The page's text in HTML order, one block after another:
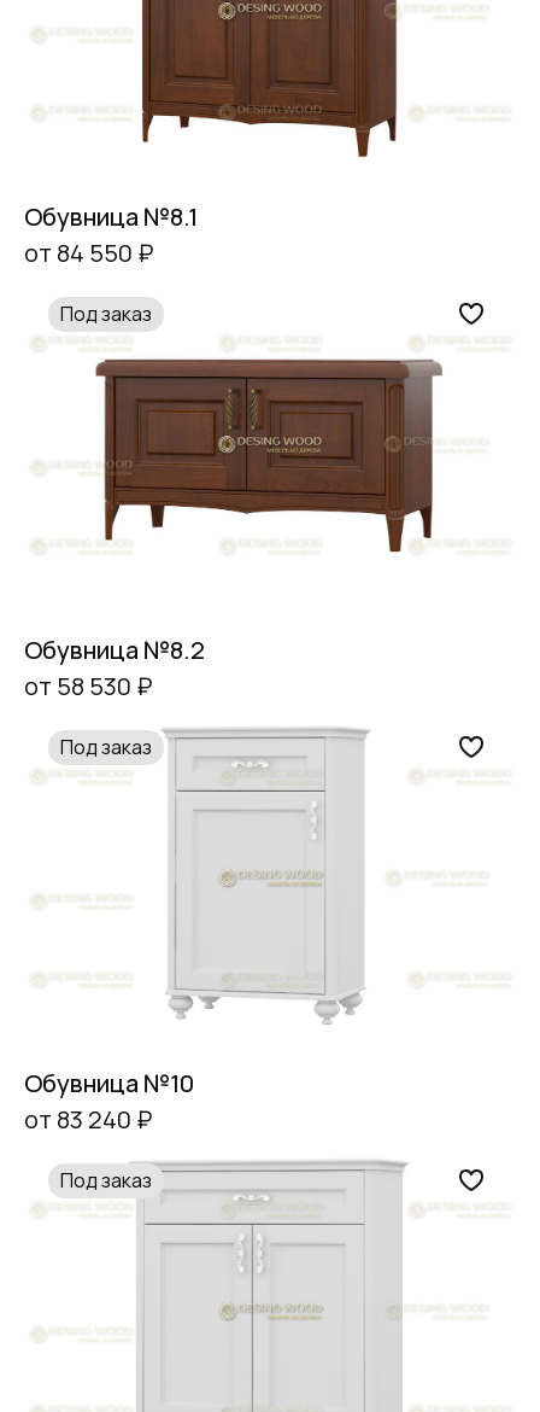
Обувница №8.1
от 84 550 ₽
Под заказ
Обувница №8.2
от 58 530 ₽
Под заказ
Обувница №10
от 83 240 ₽
Под заказ